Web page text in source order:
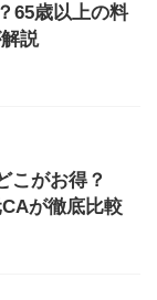
65歳以上の料
説
こがお得？
が徹底比較